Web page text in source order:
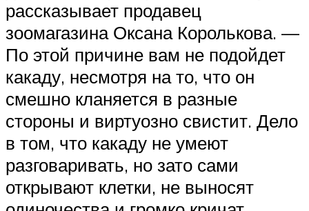
рассказывает продавец
зоомагазина Оксана Королькова. —
По этой причине вам не подойдет
какаду, несмотря на то, что он
смешно кланяется в разные
стороны и виртуозно свистит. Дело
в том, что какаду не умеют
разговаривать, но зато сами
открывают клетки, не выносят